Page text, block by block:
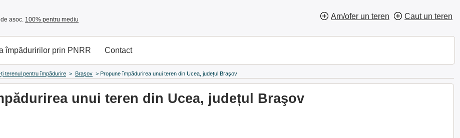
asoc. 100% pentru mediu Am/ofer un teren Caut un teren
împăduririlor prin PNRR Contact
terenul pentru împădurire > Braşov > Propune împădurirea unui teren din Ucea, județul Braşov
unui teren din Ucea, județul Braşov